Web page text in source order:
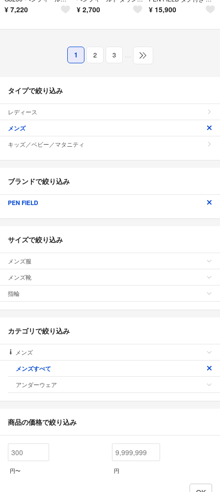
¥ 7,220 ¥ 2,700 ¥ 15,900
1 2 3 …
タイプで絞り込み
レディース
メンズ
キッズ／ベビー／マタニティ
ブランドで絞り込み
PEN FIELD
サイズで絞り込み
メンズ服
メンズ靴
指輪
カテゴリで絞り込み
メンズ
メンズすべて
アンダーウェア
商品の価格で絞り込み
円〜 円